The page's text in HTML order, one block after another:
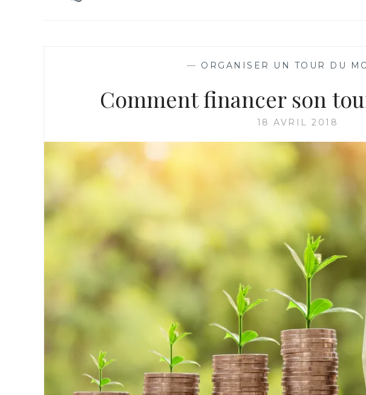
— ORGANISER UN TOUR DU
Comment financer son
18 AVRIL 2018